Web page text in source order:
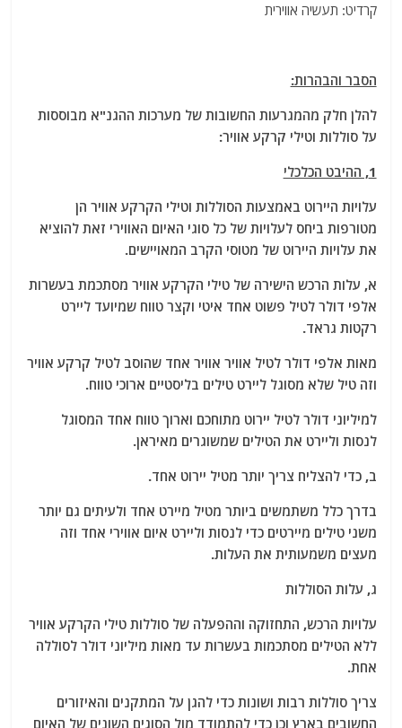
קרדיט: תעשיה אווירית
הסבר והבהרות:
להלן חלק מהמגרעות החשובות של מערכות ההגנ"א מבוססות
על סוללות וטילי קרקע אוויר:
1, ההיבט הכלכלי
עלויות היירוט באמצעות הסוללות וטילי הקרקע אוויר הן
מטורפות ביחס לעלויות של כל סוגי האיום האווירי זאת להוציא
את עלויות היירוט של מטוסי הקרב המאויישים.
א, עלות הרכש הישירה של טילי הקרקע אוויר מסתכמת בעשרות
אלפי דולר לטיל פשוט אחד איטי וקצר טווח שמיועד ליירט
רקטות גראד.
מאות אלפי דולר לטיל אוויר אוויר אחד שהוסב לטיל קרקע אוויר
וזה טיל שלא מסוגל ליירט טילים בליסטיים ארוכי טווח.
למיליוני דולר לטיל יירוט מתוחכם וארוך טווח אחד המסוגל
לנסות וליירט את הטילים שמשוגרים מאיראן.
ב, כדי להצליח צריך יותר מטיל יירוט אחד.
בדרך כלל משתמשים ביותר מטיל מיירט אחד ולעיתים גם יותר
משני טילים מיירטים כדי לנסות וליירט איום אווירי אחד וזה
מעצים משמעותית את העלות.
ג, עלות הסוללות
עלויות הרכש, התחזוקה וההפעלה של סוללות טילי הקרקע אוויר
ללא הטילים מסתכמות בעשרות עד מאות מיליוני דולר לסוללה
אחת.
צריך סוללות רבות ושונות כדי להגן על המתקנים והאיזורים
החשובים בארץ וכן כדי להתמודד מול הסוגים השונים של האיום